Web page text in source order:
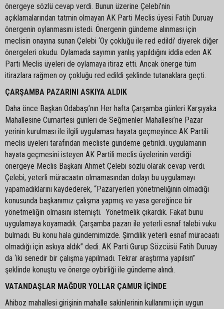
önergeye sözlü cevap verdi. Bunun üzerine Çelebi’nin
açıklamalarından tatmin olmayan AK Parti Meclis üyesi Fatih Duruay
önergenin oylanmasını istedi. Önergenin gündeme alınması için
meclisin onayına sunan Çelebi ‘Oy çokluğu ile red edildi’ diyerek diğer
önergeleri okudu. Oylamada sayımın yanlış yapıldığını iddia eden AK
Parti Meclis üyeleri de oylamaya itiraz etti. Ancak önerge tüm
itirazlara rağmen oy çokluğu red edildi şeklinde tutanaklara geçti.
ÇARŞAMBA PAZARINI ASKIYA ALDIK
Daha önce Başkan Odabaşı’nın Her hafta Çarşamba günleri Karşıyaka
Mahallesine Cumartesi günleri de Seğmenler Mahallesi’ne Pazar
yerinin kurulması ile ilgili uygulaması hayata geçmeyince AK Partili
meclis üyeleri tarafından mecliste gündeme getirildi. uygulamanın
hayata geçmesini isteyen AK Partili meclis üyelerinin verdiği
önergeye Meclis Başkanı Ahmet Çelebi sözlü olarak cevap verdi.
Çelebi, yeterli müracaatın olmamasından dolayı bu uygulamayı
yapamadıklarını kaydederek, “Pazaryerleri yönetmeliğinin olmadığı
konusunda başkanımız çalışma yapmış ve yasa gereğince bir
yönetmeliğin olmasını istemişti. Yönetmelik çıkardık. Fakat bunu
uygulamaya koyamadık. Çarşamba pazarı ile yeterli esnaf talebi vuku
bulmadı. Bu konu hala gündemimizde. Şimdilik yeterli esnaf müracaatı
olmadığı için askıya aldık” dedi. AK Parti Gurup Sözcüsü Fatih Duruay
da ‘iki senedir bir çalışma yapılmadı. Tekrar araştırma yapılsın”
şeklinde konuştu ve önerge oybirliği ile gündeme alındı.
VATANDAŞLAR MAĞDUR YOLLAR ÇAMUR İÇİNDE
Ahiboz mahallesi girişinin mahalle sakinlerinin kullanımı için uygun